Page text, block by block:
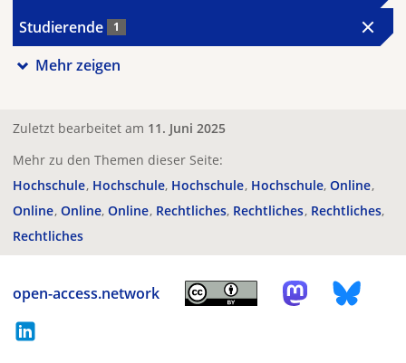
Studierende 1
Mehr zeigen
Zuletzt bearbeitet am 11. Juni 2025
Mehr zu den Themen dieser Seite:
Hochschule Hochschule Hochschule Hochschule Online
Online Online Online Rechtliches Rechtliches Rechtliches
Rechtliches
open-access.network